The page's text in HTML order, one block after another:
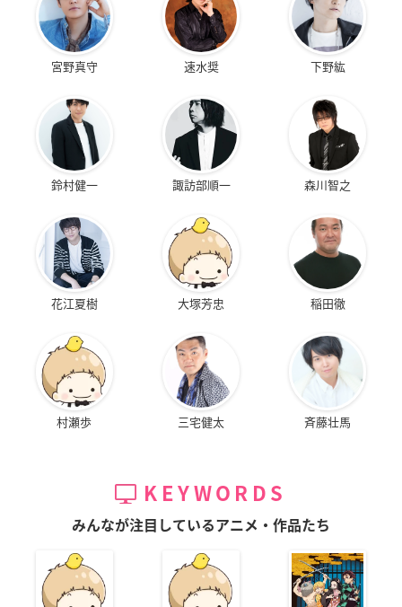
宮野真守 速水奨 下野紘
鈴村健一 諏訪部順一 森川智之
花江夏樹 大塚芳忠 稲田徹
村瀬歩 三宅健太 斉藤壮馬
KEYWORDS
みんなが注目しているアニメ・作品たち